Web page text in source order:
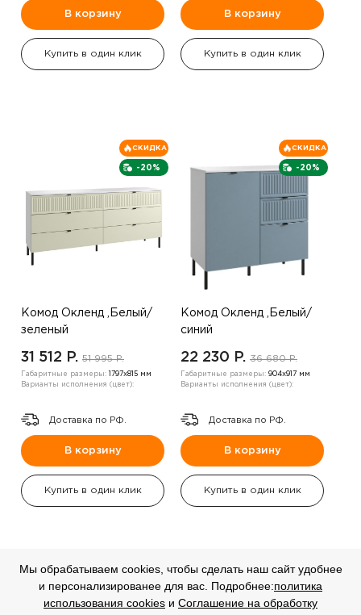
В корзину
Купить в один клик
В корзину
Купить в один клик
-20%
СКИДКА
Комод Окленд ,Белый/
зеленый
31 512 P. 51 995 P.
Габаритные размеры:
1797х815 мм
Варианты исполнения (цвет):
Доставка по РФ.
В корзину
Купить в один клик
-20%
СКИДКА
Комод Окленд ,Белый/
синий
22 230 P. 36 680 P.
Габаритные размеры: 904х917 мм
Варианты исполнения (цвет):
Доставка по РФ.
В корзину
Купить в один клик
-20%
СКИДКА
-20%
СКИДКА
Мы обрабатываем cookies, чтобы сделать наш сайт удобнее
и персонализированее для вас. Подробнее:политика
использования cookies и Соглашение на обработку